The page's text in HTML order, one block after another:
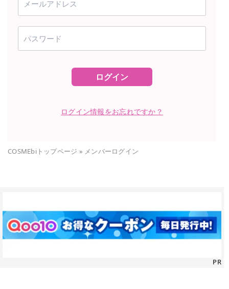
ログイン
ログイン情報をお忘れですか？
COSMEbiトップページ » メンバーログイン
PR